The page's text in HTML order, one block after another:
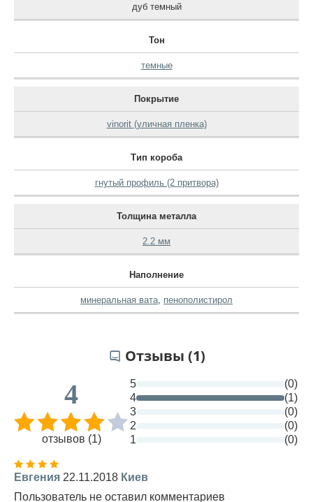
дуб темный
Тон
темные
Покрытие
vinorit (уличная пленка)
Тип короба
гнутый профиль (2 притвора)
Толщина металла
2.2 мм
Наполнение
минеральная вата пенополистирол
Отзывы (1)
4
отзывов (1)
5
(0)
4
(1)
3
(0)
2
(0)
1
(0)
Евгения 22.11.2018 Киев
Пользователь не оставил комментариев